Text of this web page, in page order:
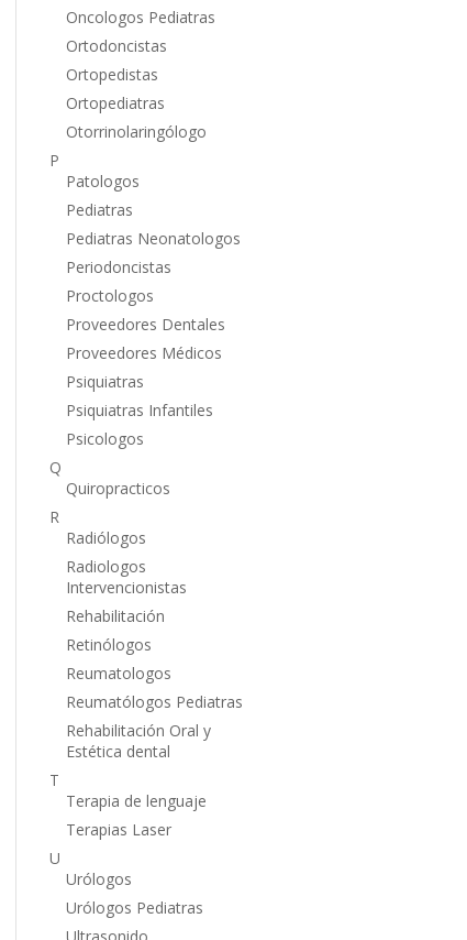
Oncologos Pediatras
Ortodoncistas
Ortopedistas
Ortopediatras
Otorrinolaringólogo
P
Patologos
Pediatras
Pediatras Neonatologos
Periodoncistas
Proctologos
Proveedores Dentales
Proveedores Médicos
Psiquiatras
Psiquiatras Infantiles
Psicologos
Q
Quiropracticos
R
Radiólogos
Radiologos
Intervencionistas
Rehabilitación
Retinólogos
Reumatologos
Reumatólogos Pediatras
Rehabilitación Oral y
Estética dental
T
Terapia de lenguaje
Terapias Laser
U
Urólogos
Urólogos Pediatras
Ultrasonido